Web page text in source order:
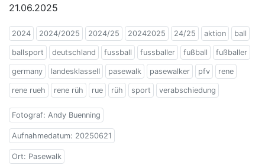
21.06.2025
2024 2024/2025 2024/25 20242025 24/25 aktion ball
ballsport deutschland fussball fussballer fußball fußballer
germany landesklasseII pasewalk pasewalker pfv rene
rene rueh rene rüh rue rüh sport verabschiedung
Fotograf: Andy Buenning
Aufnahmedatum: 20250621
Ort: Pasewalk